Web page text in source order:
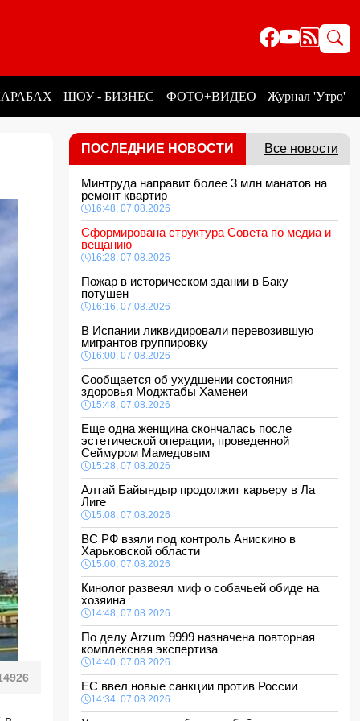
ШОУ - БИЗНЕС ФОТО+ВИДЕО Журнал 'Утро'
ПОСЛЕДНИЕ НОВОСТИ Все новости
Минтруда направит более 3 млн манатов на
ремонт квартир
16:48, 07.08.2026
Сформирована структура Совета по медиа и
вещанию
16:28, 07.08.2026
Пожар в историческом здании в Баку
потушен
16:16, 07.08.2026
В Испании ликвидировали перевозившую
мигрантов группировку
16:00, 07.08.2026
Сообщается об ухудшении состояния
здоровья Моджтабы Хаменеи
15:48, 07.08.2026
Еще одна женщина скончалась после
эстетической операции, проведенной
Сеймуром Мамедовым
15:28, 07.08.2026
Алтай Байындыр продолжит карьеру в Ла
Лиге
15:08, 07.08.2026
ВС РФ взяли под контроль Анискино в
Харьковской области
15:00, 07.08.2026
Кинолог развеял миф о собачьей обиде на
хозяина
14:48, 07.08.2026
По делу Arzum 9999 назначена повторная
комплексная экспертиза
14:40, 07.08.2026
ЕС ввел новые санкции против России
14:34, 07.08.2026